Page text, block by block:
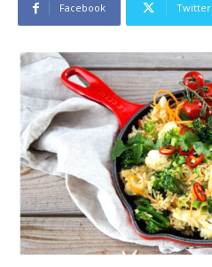
Facebook Twitter